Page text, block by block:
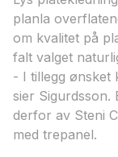
planla
om kvalitet på
falt valget
- I tillegg ønsket
sier Sigurdsson.
derfor av Steni
med trepanel.